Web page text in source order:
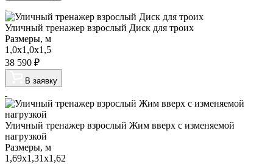
Уличный тренажер взрослый Диск для троих
Размеры, м
1,0х1,0х1,5
38 590 ₽
В заявку
Уличный тренажер взрослый Жим вверх с изменяемой
нагрузкой
Размеры, м
1,69х1,31х1,62